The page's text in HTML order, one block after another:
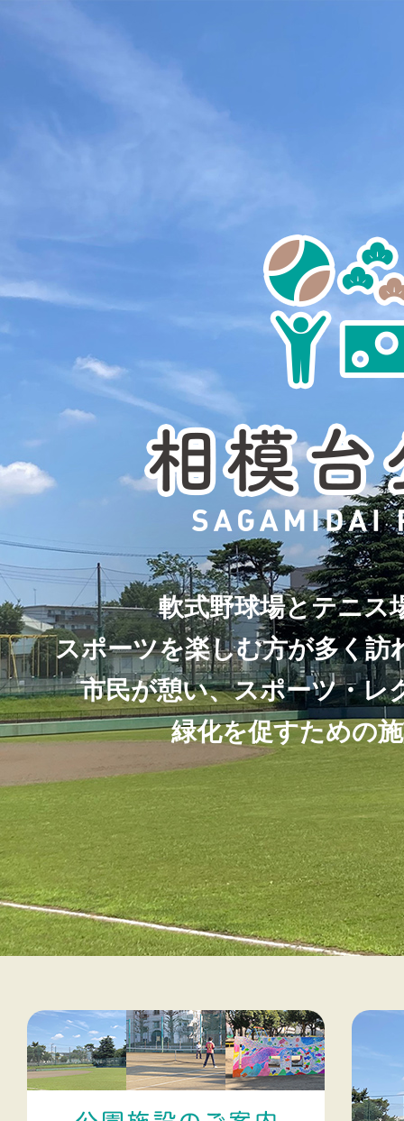
軟式野球場とテニス
スポーツを楽しむ方が多く訪
市民が憩い、スポーツ・レ
緑化を促すための